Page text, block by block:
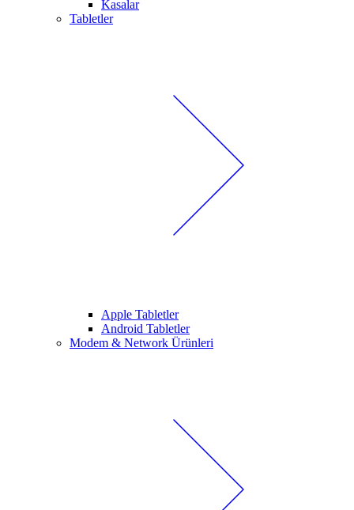
Kasalar
Tabletler
Apple Tabletler
Android Tabletler
Modem & Network Ürünleri